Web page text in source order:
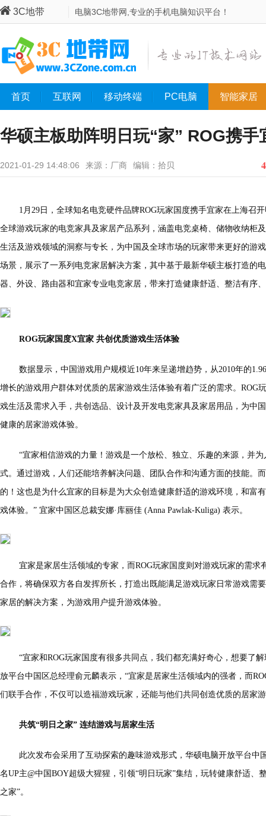
3C地带 电脑3C地带网,专业的手机电脑知识平台！
首页 互联网 移动终端 PC电脑 智能家居
华硕主板助阵明日玩“家” ROG携手
2021-01-29 14:48:06 来源：厂商 编辑：拾贝
1月29日，全球知名电竞硬件品牌ROG玩家国度携手宜家在上海召
全球游戏玩家的电竞家具及家居产品系列，涵盖电竞桌椅、储物收纳柜
生活及游戏领域的洞察与专长，为中国及全球市场的玩家带来更好的游
场景，展示了一系列电竞家居解决方案，其中基于最新华硕主板打造的
器、外设、路由器和宜家专业电竞家居，带来打造健康舒适、整洁有序
ROG玩家国度X宜家 共创优质游戏生活体验
数据显示，中国游戏用户规模近10年来呈递增趋势，从2010年的
增长的游戏用户群体对优质的居家游戏生活体验有着广泛的需求。ROG
戏生活及需求入手，共创选品、设计及开发电竞家具及家居用品，为中
健康的居家游戏体验。
“宜家相信游戏的力量！游戏是一个放松、独立、乐趣的来源，并
式。通过游戏，人们还能培养解决问题、团队合作和沟通方面的技能。
的！这也是为什么宜家的目标是为大众创造健康舒适的游戏环境，和富
戏体验。” 宜家中国区总裁安娜·库丽佳 (Anna Pawlak-Kuliga) 表示。
宜家是家居生活领域的专家，而ROG玩家国度则对游戏玩家的需求
合作，将确保双方各自发挥所长，打造出既能满足游戏玩家日常游戏需
家居的解决方案，为游戏用户提升游戏体验。
“宜家和ROG玩家国度有很多共同点，我们都充满好奇心，想要了
放平台中国区总经理俞元麟表示，“宜家是居家生活领域内的强者，而
们联手合作，不仅可以造福游戏玩家，还能与他们共同创造优质的居家
共筑“明日之家” 连结游戏与居家生活
此次发布会采用了互动探索的趣味游戏形式，华硕电脑开放平台中
名UP主@中国BOY超级大猩猩，引领“明日玩家”集结，玩转健康舒适、
之家”。